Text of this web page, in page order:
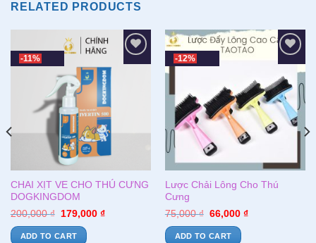
RELATED PRODUCTS
-11%
Add to wishlist
CHAI XỊT VE CHO THÚ CƯNG
DOGKINGDOM
200,000₫ 179,000 ₫
ADD TO CART
-12%
Add to wishlist
Lược Chải Lông Cho Thú
Cưng
75,000₫ 66,000 ₫
ADD TO CART